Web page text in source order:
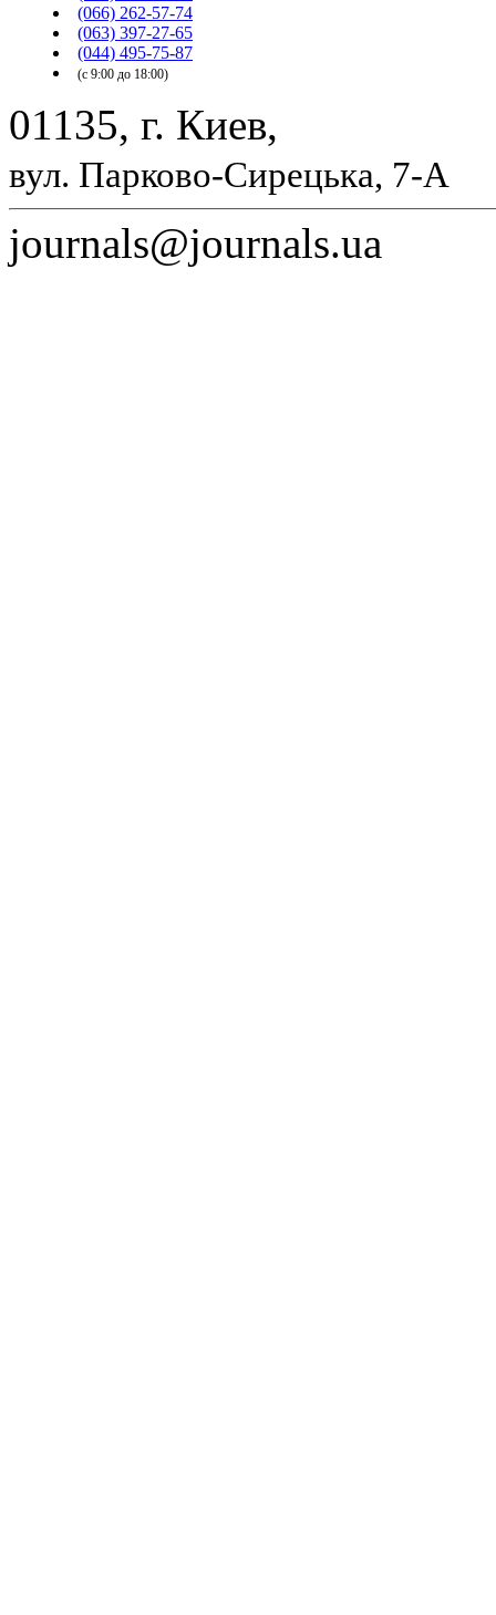
(066) 262-57-74
(063) 397-27-65
(044) 495-75-87
(с 9:00 до 18:00)
01135, г. Киев,
вул. Парково-Сирецька, 7-А
journals@journals.ua